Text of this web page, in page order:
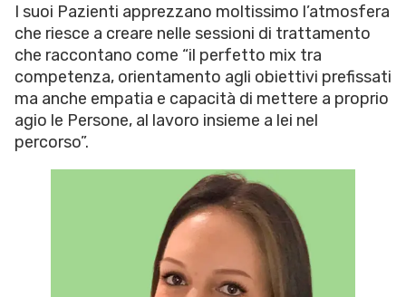
I suoi Pazienti apprezzano moltissimo l’atmosfera
che riesce a creare nelle sessioni di trattamento
che raccontano come “il perfetto mix tra
competenza, orientamento agli obiettivi prefissati
ma anche empatia e capacità di mettere a proprio
agio le Persone, al lavoro insieme a lei nel
percorso”.